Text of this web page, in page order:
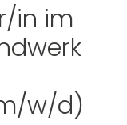
in im
w/d)